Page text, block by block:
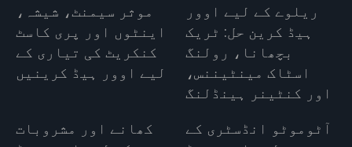
موثر سیمنٹ، شیشہ،
اینٹوں اور پری کاسٹ
کنکریٹ کی تیاری کے
لیے اوور ہیڈ کرینیں
ریلوے کے لیے اوور
ہیڈ کرین حل: ٹریک
بچھانا، رولنگ
اسٹاک مینٹیننس،
اور کنٹینر ہینڈلنگ
کھانے اور مشروبات
آٹوموٹو انڈسٹری کے